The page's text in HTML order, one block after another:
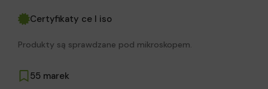
Certyfikaty ce I iso
Produkty są sprawdzane pod mikroskopem.
55 marek